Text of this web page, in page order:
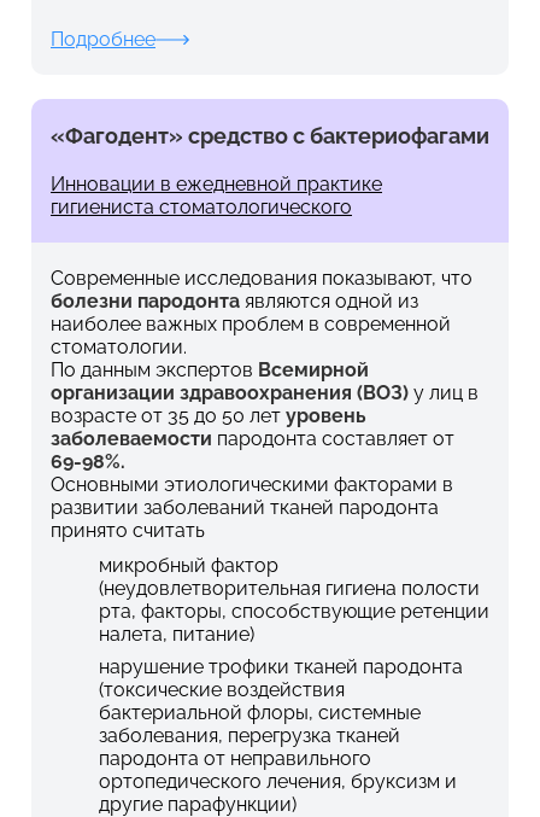
Подробнее
«Фагодент» средство с бактериофагами
Инновации в ежедневной практике
гигиениста стоматологического
Современные исследования показывают, что
болезни пародонта являются одной из
наиболее важных проблем в современной
стоматологии.
По данным экспертов Всемирной
организации здравоохранения (ВОЗ) у лиц в
возрасте от 35 до 50 лет уровень
заболеваемости пародонта составляет от
69-98%.
Основными этиологическими факторами в
развитии заболеваний тканей пародонта
принято считать
микробный фактор
(неудовлетворительная гигиена полости
рта, факторы, способствующие ретенции
налета, питание)
нарушение трофики тканей пародонта
(токсические воздействия
бактериальной флоры, системные
заболевания, перегрузка тканей
пародонта от неправильного
ортопедического лечения, бруксизм и
другие парафункции)